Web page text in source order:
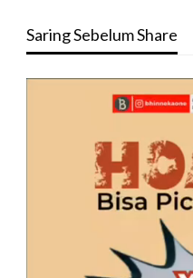
Saring Sebelum Share